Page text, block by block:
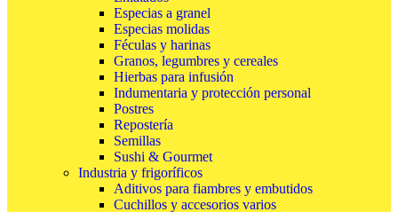
Especias a granel
Especias molidas
Féculas y harinas
Granos, legumbres y cereales
Hierbas para infusión
Indumentaria y protección personal
Postres
Repostería
Semillas
Sushi & Gourmet
Industria y frigoríficos
Aditivos para fiambres y embutidos
Cuchillos y accesorios varios